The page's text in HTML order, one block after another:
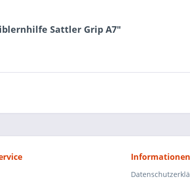
Sattler Grip A7"
Informationen